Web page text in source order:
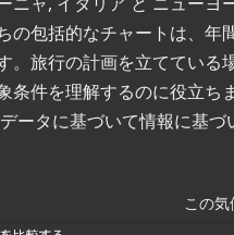
包括的なチャートは、年
旅行の計画を立てている
件を理解するのに役立ち
ータに基づいて情報に基
この